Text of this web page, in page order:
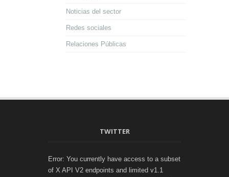
Noticias del sector
Redes sociales
Relaciones Públicas
TWITTER
Error: You currently have access to a subset
of X API V2 endpoints and limited v1.1